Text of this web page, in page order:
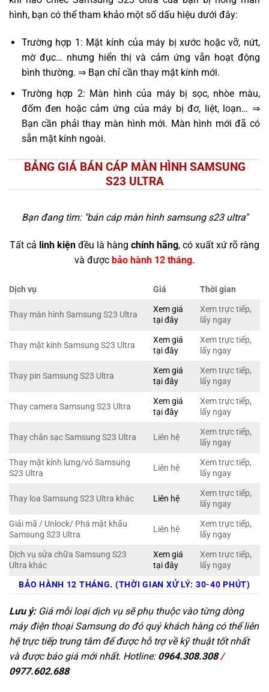
hình, bạn có thể tham khảo một số dấu hiệu dưới đây:
Trường hợp 1: Mặt kính của máy bị xước hoặc vỡ, nứt,
mờ đục… nhưng hiển thị và cảm ứng vẫn hoạt động
bình thường. ⇒ Bạn chỉ cần thay mặt kính mới.
Trường hợp 2: Màn hình của máy bị sọc, nhòe màu,
đốm đen hoặc cảm ứng của máy bị đơ, liệt, loạn… ⇒
Bạn cần phải thay màn hình mới. Màn hình mới đã có
sẵn mặt kính ngoài.
BẢNG GIÁ BÁN CÁP MÀN HÌNH SAMSUNG
S23 ULTRA
Bạn đang tìm: "bán cáp màn hình samsung s23 ultra"
Tất cả linh kiện đều là hàng chính hãng, có xuất xứ rõ ràng
và được bảo hành 12 tháng.
Dịch vụ Giá Thời gian
Thay màn hình Samsung S23 Ultra
Xem giá
tại đây
Xem trực tiếp,
lấy ngay
Thay mặt kính Samsung S23 Ultra
Xem giá
tại đây
Xem trực tiếp,
lấy ngay
Thay pin Samsung S23 Ultra
Xem giá
tại đây
Xem trực tiếp,
lấy ngay
Thay camera Samsung S23 Ultra
Xem giá
tại đây
Xem trực tiếp,
lấy ngay
Thay chân sạc Samsung S23 Ultra Liên hệ
Xem trực tiếp,
lấy ngay
Thay mặt kính lưng/vỏ Samsung
S23 Ultra
Liên hệ
Xem trực tiếp,
lấy ngay
Thay loa Samsung S23 Ultra khác Liên hệ
Xem trực tiếp,
lấy ngay
Giải mã / Unlock/ Phá mật khẩu
Samsung S23 Ultra
Liên hệ
Xem trực tiếp,
lấy ngay
Dịch vụ sửa chữa Samsung S23
Ultra khác
Xem giá
tại đây
Xem trực tiếp,
lấy ngay
BẢO HÀNH 12 THÁNG. (THỜI GIAN XỬ LÝ: 30-40 PHÚT)
Lưu ý:Giá mỗi loại dịch vụ sẽ phụ thuộc vào từng dòng
máy điện thoại Samsung do đó quý khách hàng có thể liên
hệ trực tiếp trung tâm để được hỗ trợ về kỹ thuật tốt nhất
và được báo giá mới nhất. Hotline: 0964.308.308/
0977.602.688